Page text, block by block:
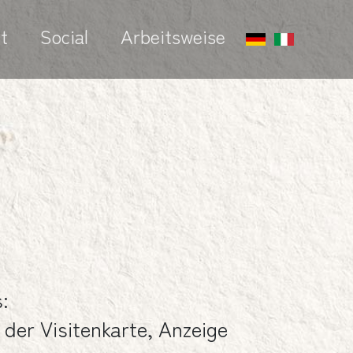
Social Arbeitsweise
Visitenkarte, Anzeige